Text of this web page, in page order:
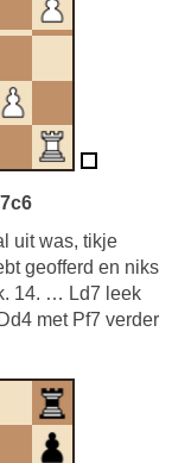
uit was, tikje
geofferd en niks
14. … Ld7 leek
met Pf7 verder